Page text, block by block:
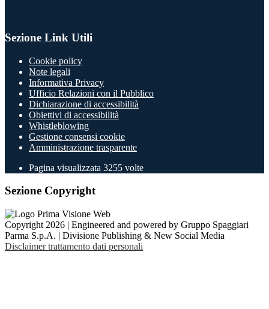
Sezione Link Utili
Cookie policy
Note legali
Informativa Privacy
Ufficio Relazioni con il Pubblico
Dichiarazione di accessibilità
Obiettivi di accessibilità
Whistleblowing
Gestione consensi cookie
Amministrazione trasparente
Pagina visualizzata 3255 volte
Sezione Copyright
Copyright 2026 | Engineered and powered by Gruppo Spaggiari
Parma S.p.A. | Divisione Publishing & New Social Media
Disclaimer trattamento dati personali